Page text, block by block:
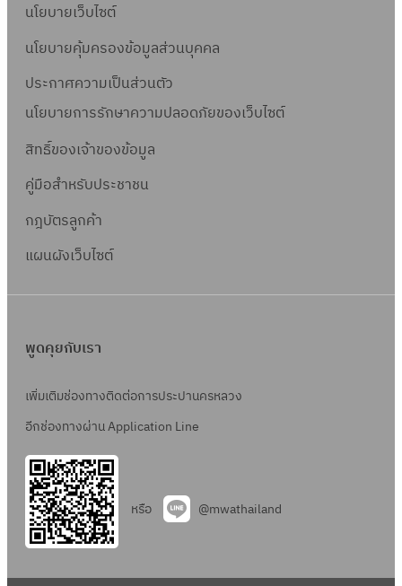
นโยบายเว็บไซต์
นโยบายคุ้มครองข้อมูลส่วนบุคคล
ประกาศความเป็นส่วนตัว
นโยบายการรักษาความปลอดภัยของเว็บไซต์
สิทธิ์ของเจ้าของข้อมูล
คู่มือสำหรับประชาชน
กฎบัตรลูกค้า
แผนผังเว็บไซต์
พูดคุยกับเรา
เพิ่มเติมช่องทางติดต่อการประปานครหลวง
อีกช่องทางผ่าน Application Line
หรือ @mwathailand